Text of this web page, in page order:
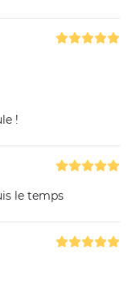
!
le temps